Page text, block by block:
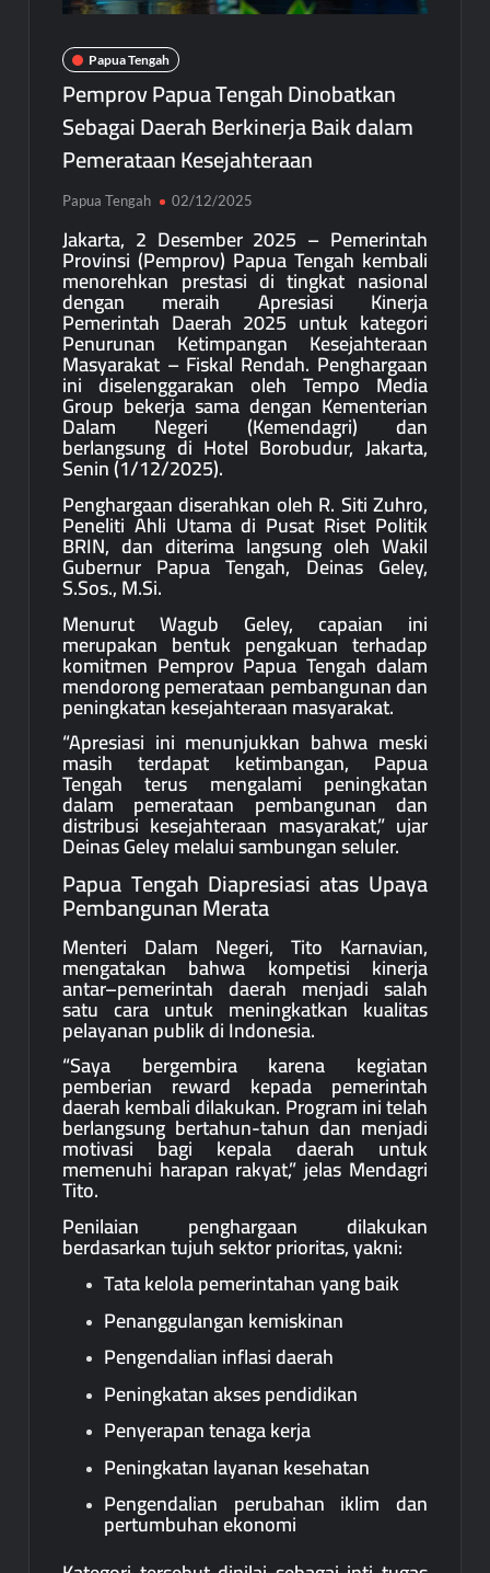
Papua Tengah
Pemprov Papua Tengah Dinobatkan
Sebagai Daerah Berkinerja Baik dalam
Pemerataan Kesejahteraan
Papua Tengah 02/12/2025
Jakarta, 2 Desember 2025 – Pemerintah
Provinsi (Pemprov) Papua Tengah kembali
menorehkan prestasi di tingkat nasional
dengan meraih Apresiasi Kinerja
Pemerintah Daerah 2025 untuk kategori
Penurunan Ketimpangan Kesejahteraan
Masyarakat – Fiskal Rendah. Penghargaan
ini diselenggarakan oleh Tempo Media
Group bekerja sama dengan Kementerian
Dalam Negeri (Kemendagri) dan
berlangsung di Hotel Borobudur, Jakarta,
Senin (1/12/2025).
Penghargaan diserahkan oleh R. Siti Zuhro,
Peneliti Ahli Utama di Pusat Riset Politik
BRIN, dan diterima langsung oleh Wakil
Gubernur Papua Tengah, Deinas Geley,
S.Sos., M.Si.
Menurut Wagub Geley, capaian ini
merupakan bentuk pengakuan terhadap
komitmen Pemprov Papua Tengah dalam
mendorong pemerataan pembangunan dan
peningkatan kesejahteraan masyarakat.
“Apresiasi ini menunjukkan bahwa meski
masih terdapat ketimbangan, Papua
Tengah terus mengalami peningkatan
dalam pemerataan pembangunan dan
distribusi kesejahteraan masyarakat,” ujar
Deinas Geley melalui sambungan seluler.
Papua Tengah Diapresiasi atas Upaya
Pembangunan Merata
Menteri Dalam Negeri, Tito Karnavian,
mengatakan bahwa kompetisi kinerja
antar–pemerintah daerah menjadi salah
satu cara untuk meningkatkan kualitas
pelayanan publik di Indonesia.
“Saya bergembira karena kegiatan
pemberian reward kepada pemerintah
daerah kembali dilakukan. Program ini telah
berlangsung bertahun-tahun dan menjadi
motivasi bagi kepala daerah untuk
memenuhi harapan rakyat,” jelas Mendagri
Tito.
Penilaian penghargaan dilakukan
berdasarkan tujuh sektor prioritas, yakni:
Tata kelola pemerintahan yang baik
Penanggulangan kemiskinan
Pengendalian inflasi daerah
Peningkatan akses pendidikan
Penyerapan tenaga kerja
Peningkatan layanan kesehatan
Pengendalian perubahan iklim dan
pertumbuhan ekonomi